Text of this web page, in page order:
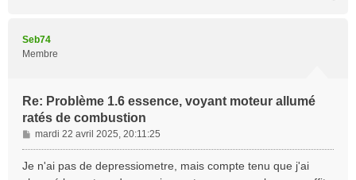
Seb74
Membre
Re: Problème 1.6 essence, voyant moteur allumé
ratés de combustion
M
e
mardi 22 avril 2025, 20:11:25
Je n'ai pas de depressiometre, mais compte tenu que j'ai